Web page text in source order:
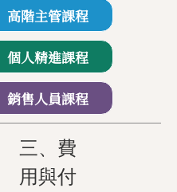
高階主管課程
個人精進課程
銷售人員課程
三、費
用與付